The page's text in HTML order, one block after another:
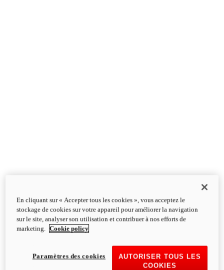
En cliquant sur « Accepter tous les cookies », vous acceptez le
stockage de cookies sur votre appareil pour améliorer la navigation
sur le site, analyser son utilisation et contribuer à nos efforts de
marketing.
Cookie policy
AUTORISER TOUS LES
COOKIES
Paramètres des cookies